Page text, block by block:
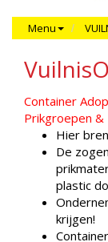
Menu
Container
Prikgroepen
Hier
De
plastic
krijgen!